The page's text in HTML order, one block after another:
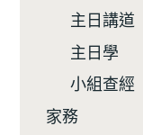
主日講道
主日學
小組查經
家務